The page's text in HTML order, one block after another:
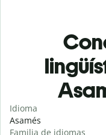
Idioma
Asamés
Familia de idiomas